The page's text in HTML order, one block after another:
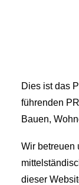
Dies ist das
führenden
Bauen,
Wir betreuen
dieser